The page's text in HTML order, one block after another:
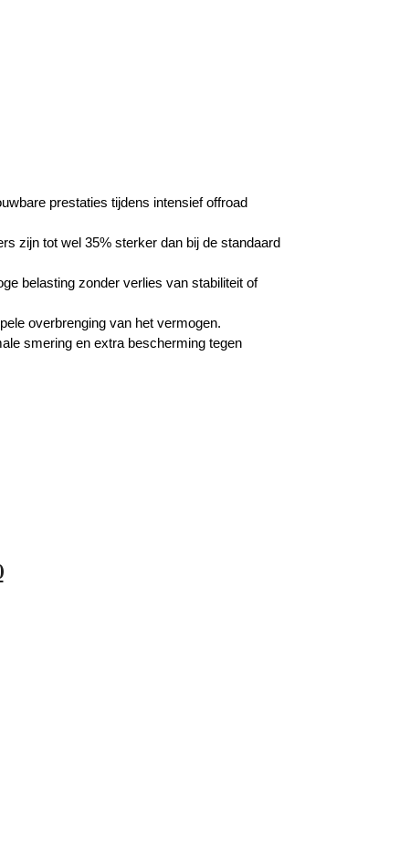
prestaties tijdens intensief offroad
zijn tot wel 35% sterker dan bij de standaard
belasting zonder verlies van stabiliteit of
overbrenging van het vermogen.
smering en extra bescherming tegen